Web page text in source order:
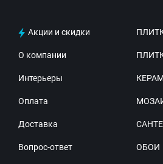
Акции и скидки
О компании
Интерьеры
Оплата
Доставка
Вопрос-ответ ОБОИ